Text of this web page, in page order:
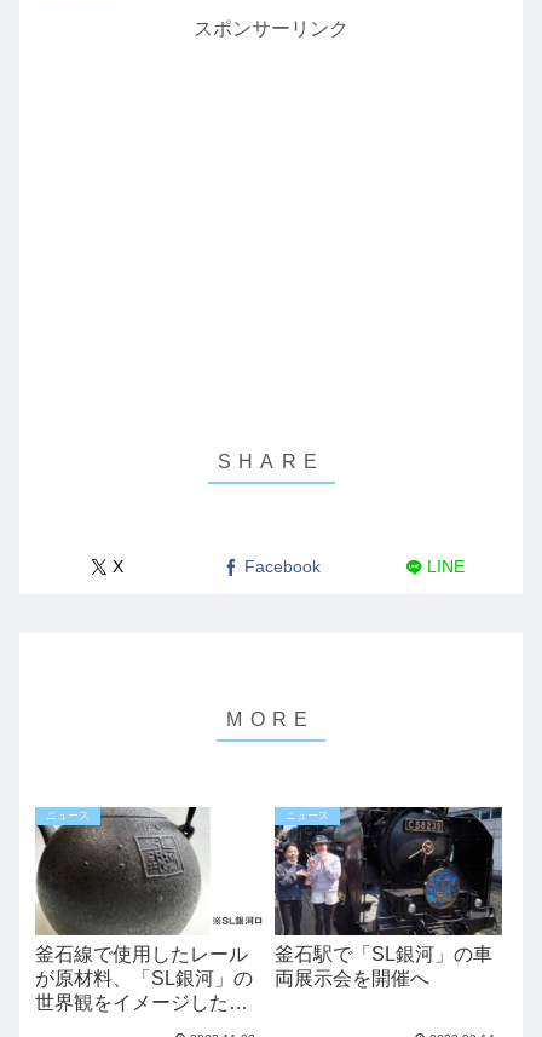
スポンサーリンク
X Facebook LINE
ニュース
釜石線で使用したレール
が原材料、「SL銀河」の
世界観をイメージした
ニュース
釜石駅で「SL銀河」の車
両展示会を開催へ